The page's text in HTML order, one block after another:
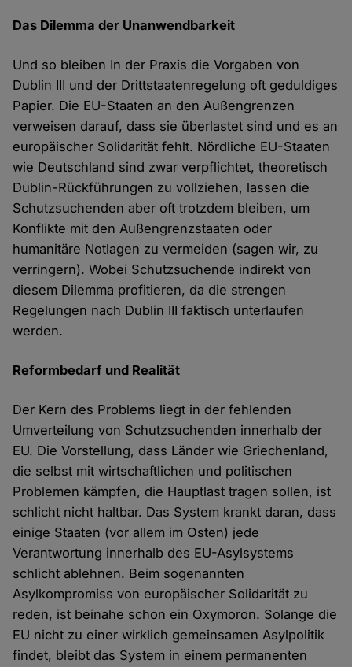
Das Dilemma der Unanwendbarkeit
Und so bleiben In der Praxis die Vorgaben von
Dublin III und der Drittstaatenregelung oft geduldiges
Papier. Die EU-Staaten an den Außengrenzen
verweisen darauf, dass sie überlastet sind und es an
europäischer Solidarität fehlt. Nördliche EU-Staaten
wie Deutschland sind zwar verpflichtet, theoretisch
Dublin-Rückführungen zu vollziehen, lassen die
Schutzsuchenden aber oft trotzdem bleiben, um
Konflikte mit den Außengrenzstaaten oder
humanitäre Notlagen zu vermeiden (sagen wir, zu
verringern). Wobei Schutzsuchende indirekt von
diesem Dilemma profitieren, da die strengen
Regelungen nach Dublin III faktisch unterlaufen
werden.
Reformbedarf und Realität
Der Kern des Problems liegt in der fehlenden
Umverteilung von Schutzsuchenden innerhalb der
EU. Die Vorstellung, dass Länder wie Griechenland,
die selbst mit wirtschaftlichen und politischen
Problemen kämpfen, die Hauptlast tragen sollen, ist
schlicht nicht haltbar. Das System krankt daran, dass
einige Staaten (vor allem im Osten) jede
Verantwortung innerhalb des EU-Asylsystems
schlicht ablehnen. Beim sogenannten
Asylkompromiss von europäischer Solidarität zu
reden, ist beinahe schon ein Oxymoron. Solange die
EU nicht zu einer wirklich gemeinsamen Asylpolitik
findet, bleibt das System in einem permanenten